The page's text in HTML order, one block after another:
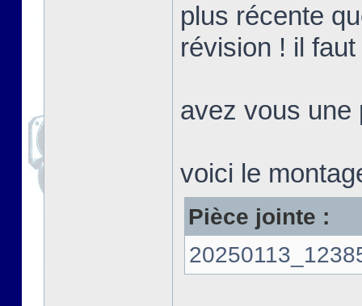
plus récente
révision ! il
avez vous une
voici le
Pièce jointe :